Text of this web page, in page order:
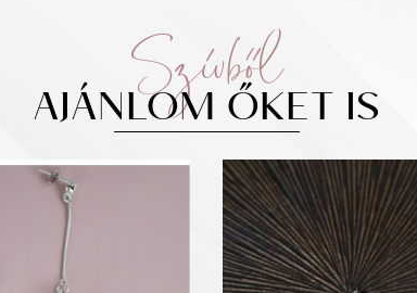
Szívből
AJÁNLOM ŐKET IS